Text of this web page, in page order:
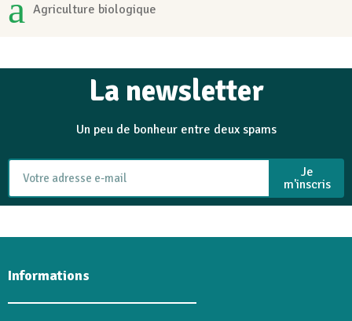
Agriculture biologique
La newsletter
Un peu de bonheur entre deux spams
Je
m'inscris
Informations